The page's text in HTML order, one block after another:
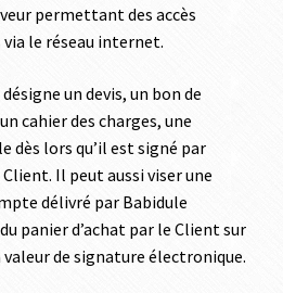
permettant des accès
le réseau internet.
un devis, un bon de
cahier des charges, une
dès lors qu’il est signé par
Il peut aussi viser une
délivré par Babidule
panier d’achat par le Client sur
de signature électronique.